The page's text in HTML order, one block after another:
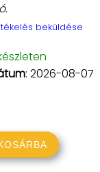
beküldése
: 2026-08-07